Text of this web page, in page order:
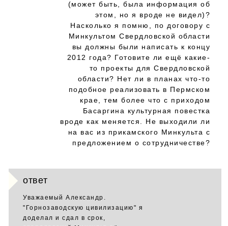
(может быть, была информация об
этом, но я вроде не видел)?
Насколько я помню, по договору с
Минкультом Свердловской области
вы должны были написать к концу
2012 года? Готовите ли ещё какие-
то проекты для Свердловской
области? Нет ли в планах что-то
подобное реализовать в Пермском
крае, тем более что с приходом
Басаргина культурная повестка
вроде как меняется. Не выходили ли
на вас из прикамского Минкульта с
предложением о сотрудничестве?
ответ
Уважаемый Александр.
"Горнозаводскую цивилизацию" я
доделал и сдал в срок,